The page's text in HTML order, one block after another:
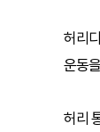
허리
운동
허리